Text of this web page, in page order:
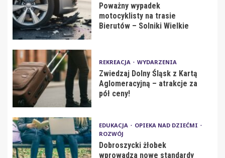
Poważny wypadek
motocyklisty na trasie
Bierutów – Solniki Wielkie
REKREACJA WYDARZENIA
Zwiedzaj Dolny Śląsk z Kartą
Aglomeracyjną – atrakcje za
pół ceny!
EDUKACJA
OPIEKA NAD DZIEĆMI
ROZWÓJ
Dobroszycki żłobek
wprowadza nowe standardy